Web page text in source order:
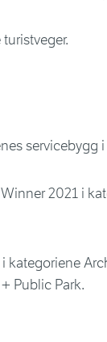
servicebygg
2021 i
kategoriene
Public Park.